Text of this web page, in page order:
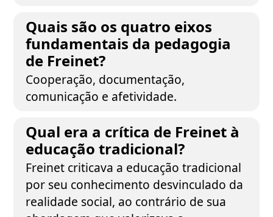
Quais são os quatro eixos
fundamentais da pedagogia
de Freinet?
Cooperação, documentação,
comunicação e afetividade.
Qual era a crítica de Freinet à
educação tradicional?
Freinet criticava a educação tradicional
por seu conhecimento desvinculado da
realidade social, ao contrário de sua